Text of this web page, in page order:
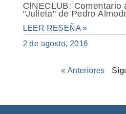
CINECLUB: Comentario
"Julieta" de Pedro
LEER RESEÑA »
2 de agosto, 2016
« Anteriores